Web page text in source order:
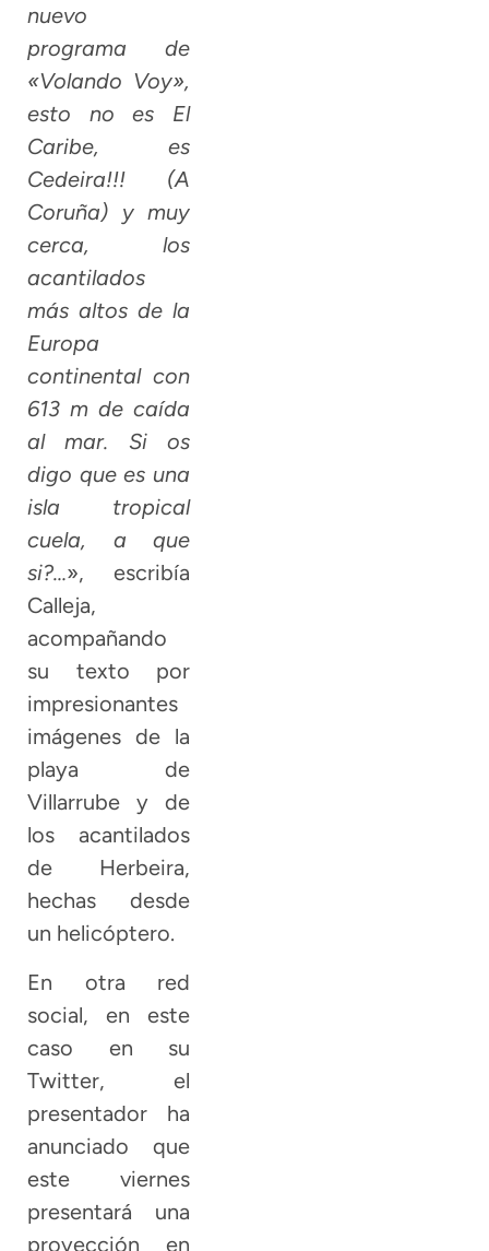
nuevo
programa de
«Volando Voy»,
esto no es El
Caribe, es
Cedeira!!! (A
Coruña) y muy
cerca, los
acantilados
más altos de la
Europa
continental con
613 m de caída
al mar. Si os
digo que es una
isla tropical
cuela, a que
si?…», escribía
Calleja,
acompañando
su texto por
impresionantes
imágenes de la
playa de
Villarrube y de
los acantilados
de Herbeira,
hechas desde
un helicóptero.
En otra red
social, en este
caso en su
Twitter, el
presentador ha
anunciado que
este viernes
presentará una
proyección en